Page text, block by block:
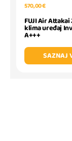
570,00 €
FUJI Air Attakai
klima uređaj
A+++
SAZNAJ